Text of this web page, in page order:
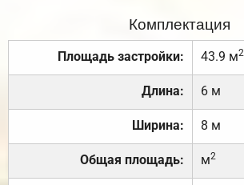
Комплектация
Площадь застройки: 43.9 м2
Длина: 6 м
Ширина: 8 м
Общая площадь: м2